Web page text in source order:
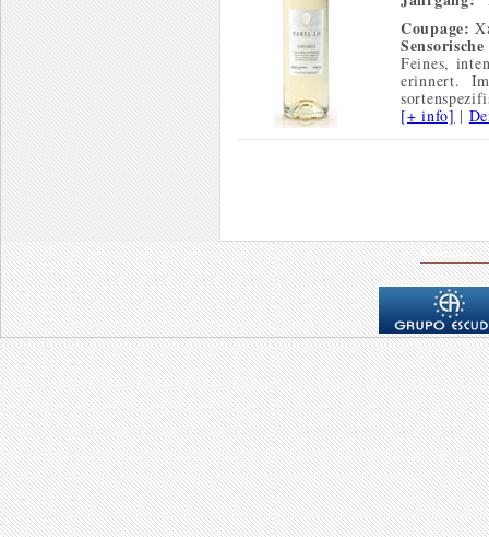
Coupage:
Feines,
erinnert.
[+ info] |
Sitemap